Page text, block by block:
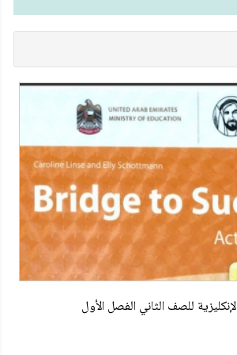
للصف الثاني الفصل الأول